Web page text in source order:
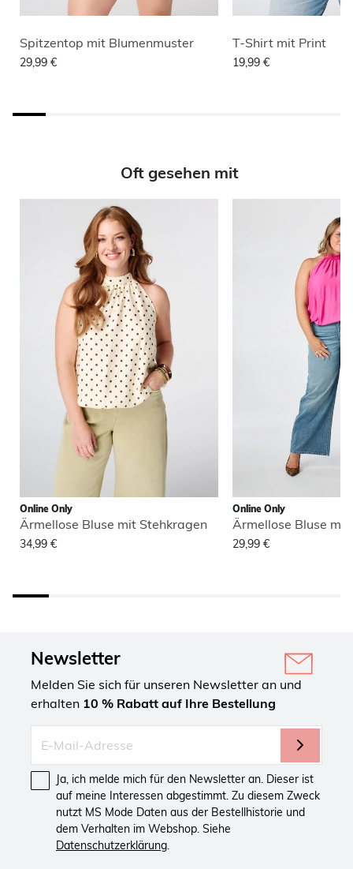
Spitzentop mit Blumenmuster
29,99 €
T-Shirt mit Print
19,99 €
Oft gesehen mit
Online Only
Ärmellose Bluse mit Stehkragen
34,99 €
Online Only
Ärmellose Bluse
29,99 €
Newsletter
Melden Sie sich für unseren Newsletter an und
erhalten 10 % Rabatt auf Ihre Bestellung
Ja, ich melde mich für den Newsletter an. Dieser ist
auf meine Interessen abgestimmt. Zu diesem Zweck
nutzt MS Mode Daten aus der Bestellhistorie und
dem Verhalten im Webshop. Siehe
Datenschutzerklärung.